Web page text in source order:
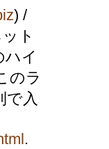
) /
ト
イ
のラ
で入
.